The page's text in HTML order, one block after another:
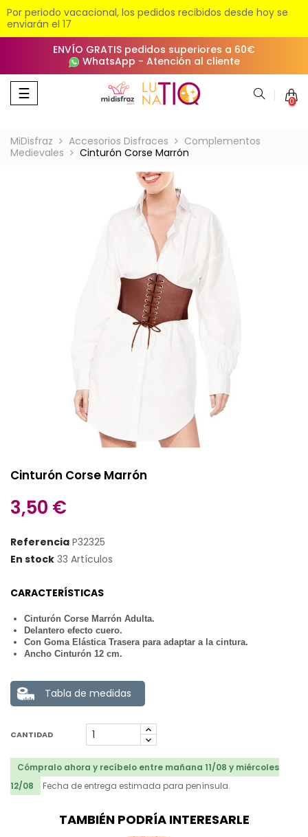
Por periodo vacacional, los pedidos recibidos desde hoy se
enviarán el 17
ENVÍO GRATIS pedidos superiores a 60€
WhatsApp - Atención al cliente
Navegación
de
☰ 0
MiDisfraz Accesorios Disfraces
Complementos
Medievales
Cinturón Corse Marrón
Cinturón Corse Marrón
3,50 €
Referencia P32325
En stock 33 Artículos
CARACTERÍSTICAS
Cinturón Corse Marrón Adulta.
Delantero efecto cuero.
Con Goma Elástica Trasera para adaptar a la cintura.
Ancho Cinturón 12 cm.
Tabla de medidas
CANTIDAD
Cómpralo ahora y recíbelo entre mañana 11/08 y miércoles
12/08
Fecha de entrega estimada para península.
TAMBIÉN PODRÍA INTERESARLE